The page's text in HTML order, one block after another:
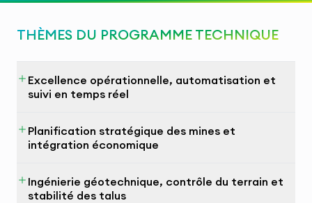
THÈMES DU PROGRAMME TECHNIQUE
Excellence opérationnelle, automatisation et
suivi en temps réel
Planification stratégique des mines et
intégration économique
Ingénierie géotechnique, contrôle du terrain et
stabilité des talus